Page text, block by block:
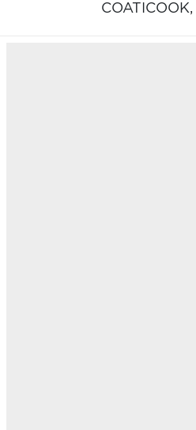
COATICOOK,